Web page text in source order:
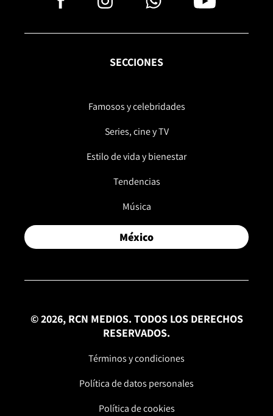
SECCIONES
Famosos y celebridades
Series, cine y TV
Estilo de vida y bienestar
Tendencias
Música
México
© 2026, RCN MEDIOS. TODOS LOS DERECHOS
RESERVADOS.
Términos y condiciones
Política de datos personales
Política de cookies